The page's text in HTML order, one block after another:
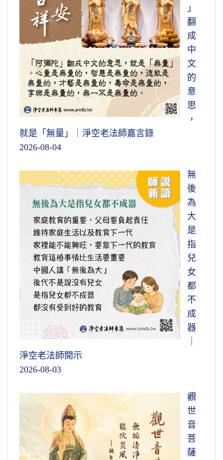
」
翻
成
中
文
的
意
思
，
就是「無量」｜淨空老法師嘉言錄
2026-08-04
無
後
為
大
是
指
兒
女
都
不
成
器
淨空老法師開示
2026-08-03
觀
世
音
菩
薩